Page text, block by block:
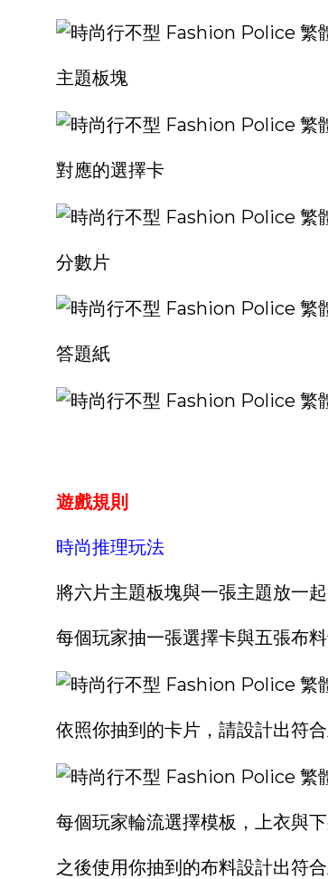
主題板塊
對應的選擇卡
分數片
答題紙
遊戲規則
時尚推理玩法
將六片主題板塊與一張主題放一
每個玩家抽一張選擇卡與五張布
依照你抽到的卡片，請設計出符
每個玩家輪流選擇模板，上衣與
之後使用你抽到的布料設計出符